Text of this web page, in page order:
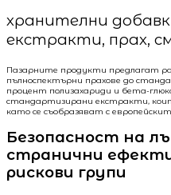
хранителни
екстракти, прах,
Пазарните продукти предлагат
пълноспектърни прахове до
процент полизахариди и бета-
стандартизирани екстракти,
като се съобразяват с
Безопасност на
странични
рискови групи